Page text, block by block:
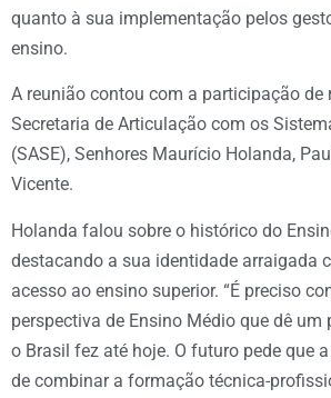
quanto à sua implementação pelos
ensino.
A reunião contou com a participação de
Secretaria de Articulação com os
(SASE), Senhores Maurício Holanda,
Vicente.
Holanda falou sobre o histórico do
destacando a sua identidade arraigada
acesso ao ensino superior. “É preciso
perspectiva de Ensino Médio que dê um
o Brasil fez até hoje. O futuro pede que
de combinar a formação técnica-